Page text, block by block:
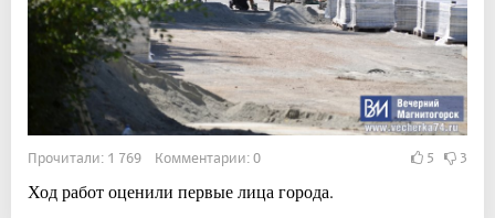
Прочитали: 1 769 Комментарии: 0 5 3
Ход работ оценили первые лица города.